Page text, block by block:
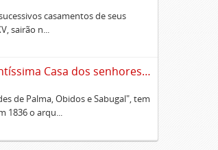
casamentos de seus
sairão n...
Sumário alfabético dos documentos existentes no Cartório da Ilustríssima e Excelentíssima Casa dos senhores condes de Palma, Óbidos e Sabugal
de Palma, Obidos e Sabugal", tem
1836 o arqu...